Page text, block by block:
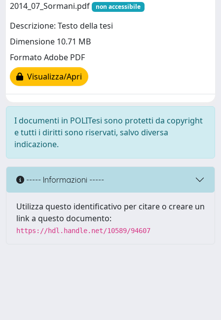
2014_07_Sormani.pdf
non accessibile
Descrizione: Testo della tesi
Dimensione 10.71 MB
Formato Adobe PDF
Visualizza/Apri
I documenti in POLITesi sono protetti da copyright
e tutti i diritti sono riservati, salvo diversa
indicazione.
----- Informazioni -----
Utilizza questo identificativo per citare o creare un
link a questo documento:
https://hdl.handle.net/10589/94607